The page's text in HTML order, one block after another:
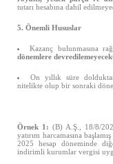
tutarı hesabına dahil
5. Önemli Hususlar
Kazanç bulunmasına
dönemlere
On yıllık süre
nitelikte olup bir sonraki
Örnek 1: (B) A.Ş., 18/8/
yatırım harcamasına
2025 hesap döneminde
indirimli kurumlar vergisi